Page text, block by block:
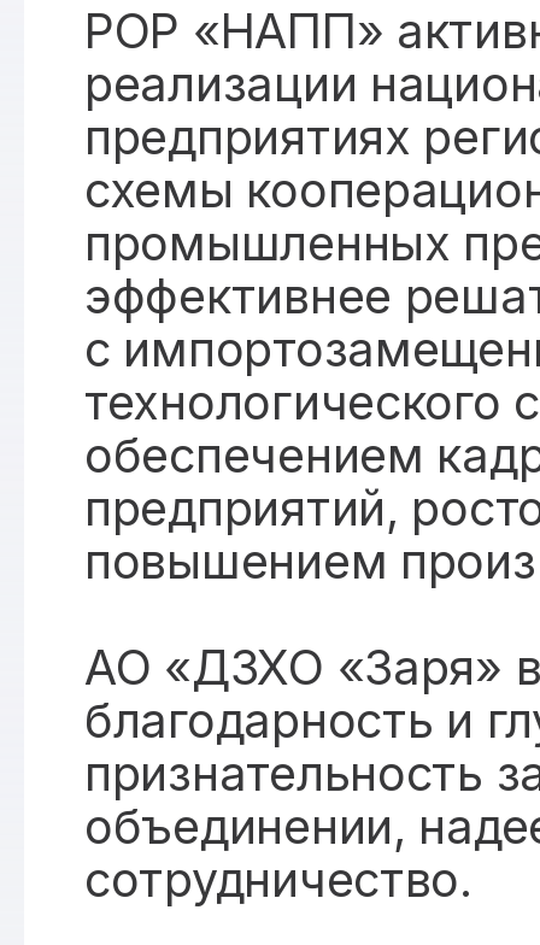
РОР «НАПП»
реализации
предприятиях
схемы
промышленных
эффективнее
с
технологического
обеспечением
предприятий,
повышением
АО «ДЗХО «Заря»
благодарность и
признательность
объединении,
сотрудничество.